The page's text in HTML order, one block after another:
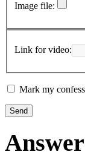
Image file:
Link for video:
Mark my